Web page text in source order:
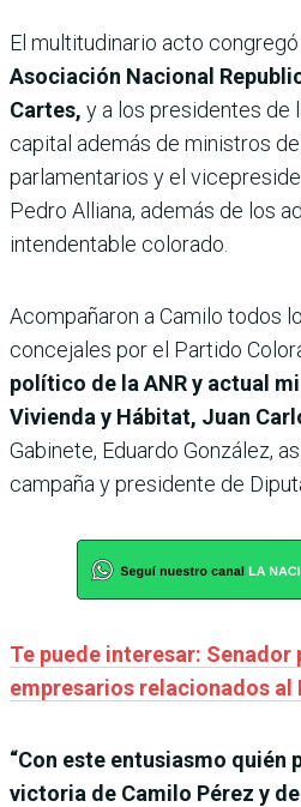
El multitudinario acto congregó
Asociación Nacional
Cartes, y a los presidentes de
capital además de ministros
parlamentarios y el
Pedro Alliana, además de los
intendentable colorado.
Acompañaron a Camilo todos
concejales por el Partido
político de la ANR y actual
Vivienda y Hábitat, Juan
Gabinete, Eduardo González,
campaña y presidente de
Te puede interesar: Senador
empresarios relacionados al
“Con este entusiasmo quién
victoria de Camilo Pérez y